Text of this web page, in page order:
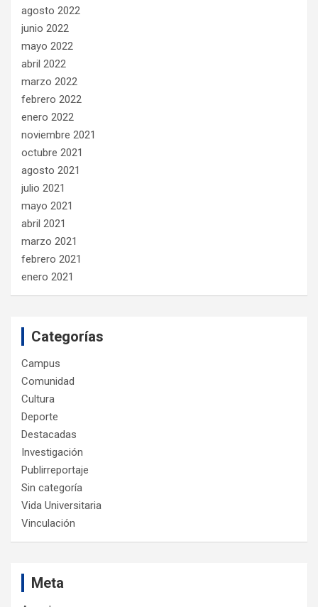
agosto 2022
junio 2022
mayo 2022
abril 2022
marzo 2022
febrero 2022
enero 2022
noviembre 2021
octubre 2021
agosto 2021
julio 2021
mayo 2021
abril 2021
marzo 2021
febrero 2021
enero 2021
Categorías
Campus
Comunidad
Cultura
Deporte
Destacadas
Investigación
Publirreportaje
Sin categoría
Vida Universitaria
Vinculación
Meta